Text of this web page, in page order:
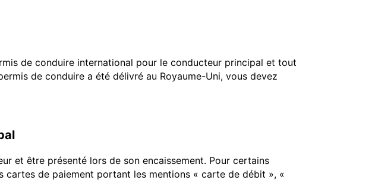
de conduire international pour le conducteur principal et tout
de conduire a été délivré au Royaume-Uni, vous devez
et être présenté lors de son encaissement. Pour certains
cartes de paiement portant les mentions « carte de débit », «